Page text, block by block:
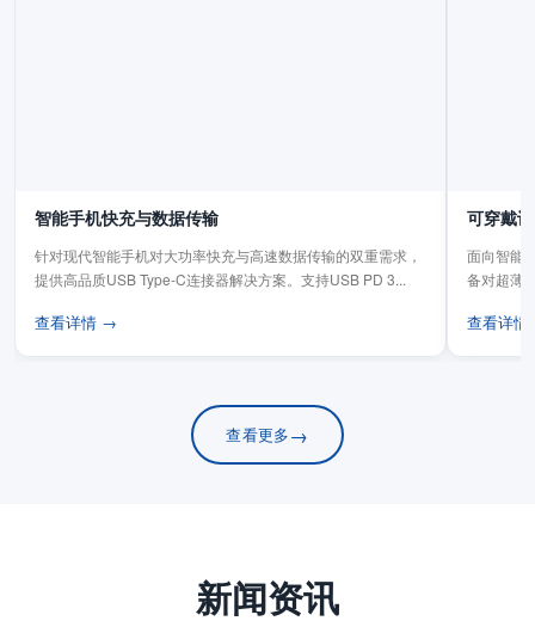
智能手机快充与数据传输
针对现代智能手机对大功率快充与高速数据传输的双重需求，
提供高品质USB Type-C连接器解决方案。支持USB PD 3...
查看详情 →
可穿戴
面向智能
备对超薄
查看详
查看更多→
新闻资讯